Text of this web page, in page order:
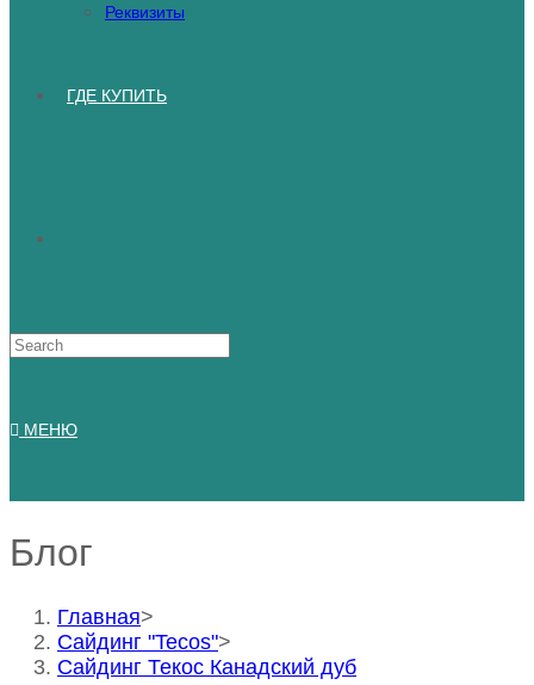
Реквизиты
ГДЕ КУПИТЬ
Искать:
МЕНЮ
Блог
Главная>
Сайдинг "Tecos">
Сайдинг Текос Канадский дуб